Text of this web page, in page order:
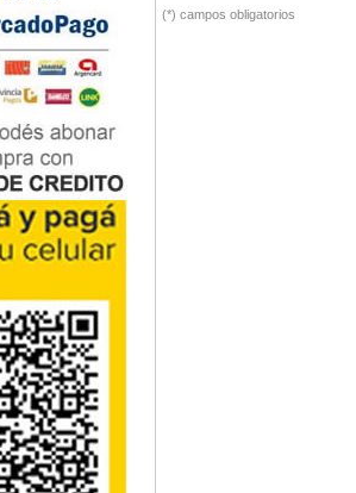
(*) campos obligatorios